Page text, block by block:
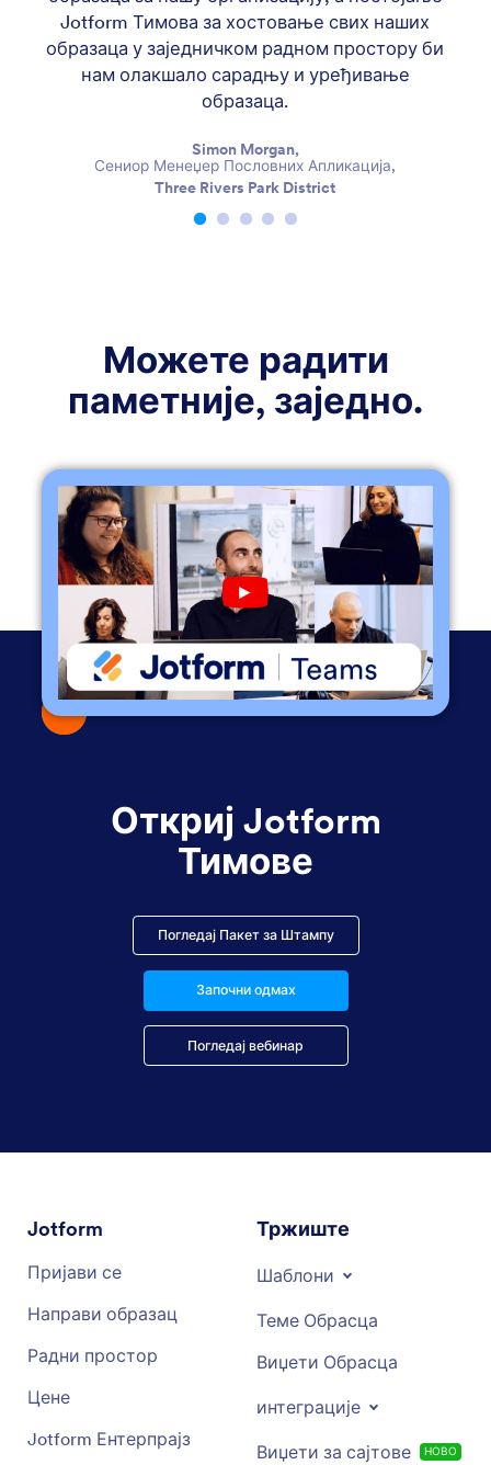
Jotform Тимова за хостовање свих наших
образаца у заједничком радном простору би
нам олакшало сарадњу и уређивање
образаца.
Simon Morgan,
Сениор Менеџер Пословних Апликација,
Three Rivers Park District
Можете радити
паметније, заједно.
Play YouTube Video
Откриј Jotform
Тимове
Погледај Пакет за Штампу
Започни одмах
Погледај вебинар
Jotform
Пријави се
Направи образац
Радни простор
Цене
Jotform Ентерпрајз
Тржиште
Шаблони
Теме Обрасца
Виџети Обрасца
интеграције
Виџети за сајтове НОВО